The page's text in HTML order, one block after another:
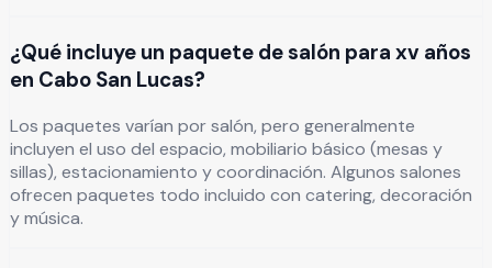
¿Qué incluye un paquete de salón para xv años
en Cabo San Lucas?
Los paquetes varían por salón, pero generalmente
incluyen el uso del espacio, mobiliario básico (mesas y
sillas), estacionamiento y coordinación. Algunos salones
ofrecen paquetes todo incluido con catering, decoración
y música.